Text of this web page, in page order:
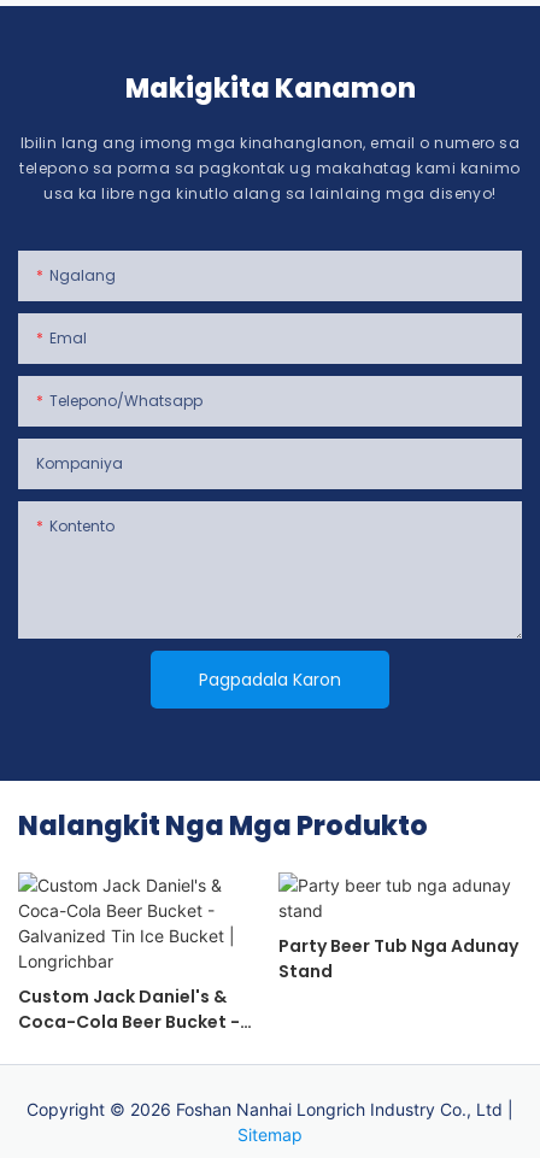
Makigkita Kanamon
Ibilin lang ang imong mga kinahanglanon, email o numero sa
telepono sa porma sa pagkontak ug makahatag kami kanimo
usa ka libre nga kinutlo alang sa lainlaing mga disenyo!
Ngalang
Emal
Telepono/whatsapp
Kompaniya
Kontento
Pagpadala Karon
Nalangkit Nga Mga Produkto
Custom Jack Daniel's &
Coca-Cola Beer Bucket -
Longrichbar
Party Beer Tub Nga Adunay
Stand
Copyright © 2026 Foshan Nanhai Longrich Industry Co., Ltd |
Sitemap